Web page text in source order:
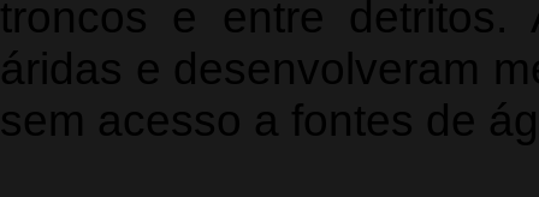
troncos e entre detritos.
áridas e desenvolveram
sem acesso a fontes de